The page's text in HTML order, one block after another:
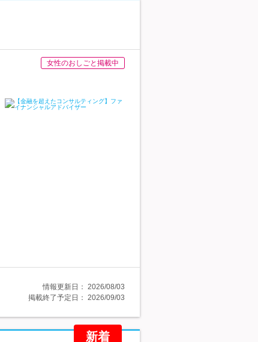
女性のおしごと掲載中
情報更新日： 2026/08/03
掲載終了予定日： 2026/09/03
新着